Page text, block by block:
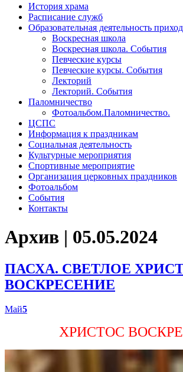
История храма
Расписание служб
Образовательная деятельность
Воскресная школа
Воскресная школа. События
Певческие курсы
Певческие курсы. События
Лекторий
Лекторий. События
Паломничество
Фотоальбом.Паломничество.
ЦСПС
Информация к праздникам
Социальная деятельность
Культурные мероприятия
Спортивные мероприятие
Организация церковных праздников
Фотоальбом
События
Контакты
Архив | 05.05.2024
ПАСХА. СВЕТЛОЕ
ВОСКРЕСЕНИЕ
Май5
ХРИСТОС